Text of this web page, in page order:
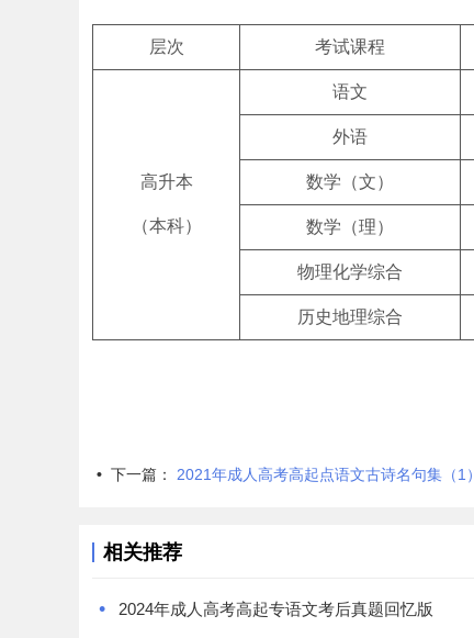
层次 考试课程
高升本
（本科）
语文
外语
数学（文）
数学（理）
物理化学综合
历史地理综合
• 下一篇： 2021年成人高考高起点语文古诗名句集（1）
相关推荐
• 2024年成人高考高起专语文考后真题回忆版